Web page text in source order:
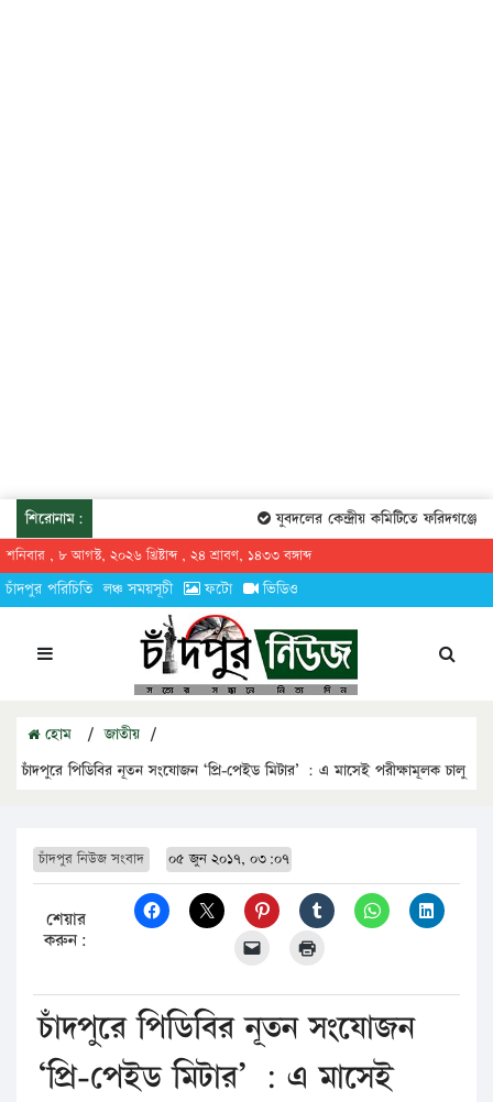
শিরোনাম: যুবদলের কেন্দ্রীয় কমিটিতে ফরিদগঞ্জের
শনিবার , ৮ আগস্ট, ২০২৬ খ্রিষ্টাব্দ , ২৪ শ্রাবণ, ১৪৩৩ বঙ্গাব্দ
চাঁদপুর পরিচিতি লঞ্চ সময়সূচী ফটো ভিডিও
হোম / জাতীয় /
চাঁদপুরে পিডিবির নূতন সংযোজন ‘প্রি-পেইড মিটার’ : এ মাসেই পরীক্ষামূলক চালু
চাঁদপুর নিউজ সংবাদ ০৫ জুন ২০১৭, ০৩:০৭
শেয়ার
করুন:
চাঁদপুরে পিডিবির নূতন সংযোজন
‘প্রি-পেইড মিটার’ : এ মাসেই